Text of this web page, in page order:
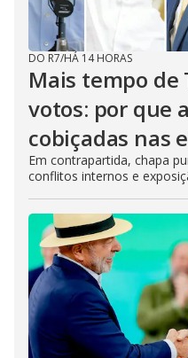
DO R7/HÁ 14 HORAS
Mais tempo de
votos: por que
cobiçadas nas
Em contrapartida, chapa
conflitos internos e